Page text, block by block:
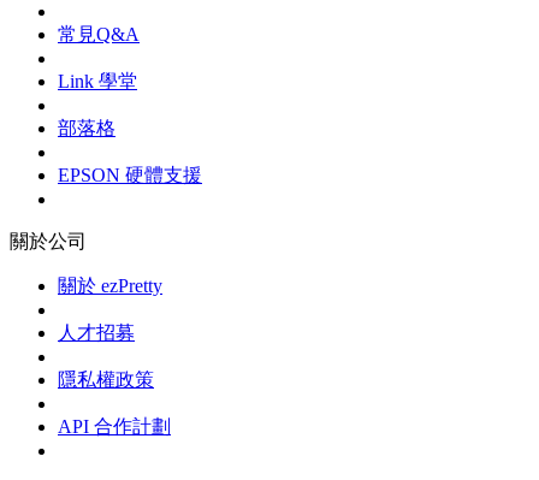
常見Q&A
Link 學堂
部落格
EPSON 硬體支援
關於公司
關於 ezPretty
人才招募
隱私權政策
API 合作計劃